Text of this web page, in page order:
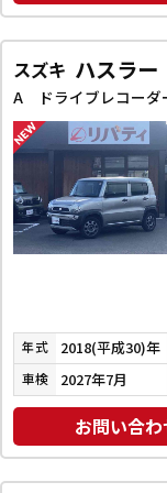
スズキ ハスラー
年式 2018(平成30)年
車検 2027年7月
お問い合わ